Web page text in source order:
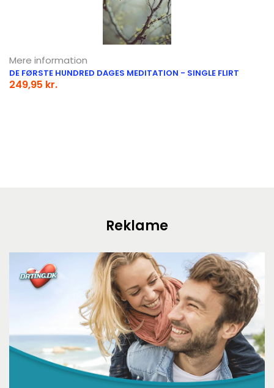
Mere information
DE FØRSTE HUNDRED DAGES MEDITATION - SINGLE FLIRT
249,95 kr.
Reklame